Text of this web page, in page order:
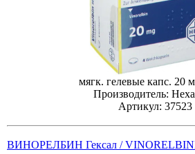
мягк. гелевые капс. 20
Производитель:
Артикул: 37523
ВИНОРЕЛБИН Гексал /